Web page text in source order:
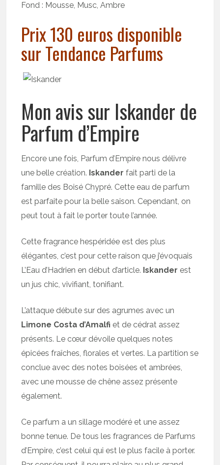
Fond : Mousse, Musc, Ambre
Prix 130 euros disponible
sur Tendance Parfums
Mon avis sur Iskander de
Parfum d’Empire
Encore une fois, Parfum d’Empire nous délivre
une belle création. Iskander fait parti de la
famille des Boisé Chypré. Cette eau de parfum
est parfaite pour la belle saison. Cependant, on
peut tout à fait le porter toute l’année.
Cette fragrance hespéridée est des plus
élégantes, c’est pour cette raison que j’évoquais
L’Eau d’Hadrien en début d’article. Iskander est
un jus chic, vivifiant, tonifiant.
L’attaque débute sur des agrumes avec un
Limone Costa d’Amalfi et de cédrat assez
présents. Le cœur dévoile quelques notes
épicées fraîches, florales et vertes. La partition se
conclue avec des notes boisées et ambrées,
avec une mousse de chêne assez présente
également.
Ce parfum a un sillage modéré et une assez
bonne tenue. De tous les fragrances de Parfums
d’Empire, c’est celui qui est le plus facile à porter.